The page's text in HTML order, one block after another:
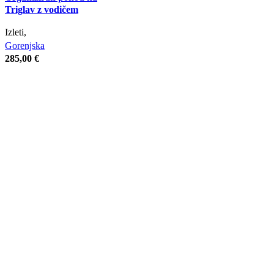
Triglav z vodičem
Izleti,
Gorenjska
285,00 €